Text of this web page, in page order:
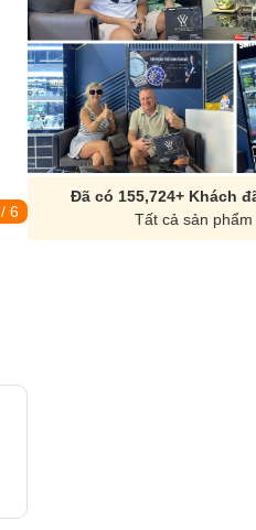
/ 6
Đã có 155,724+ Khách
Tất cả sản